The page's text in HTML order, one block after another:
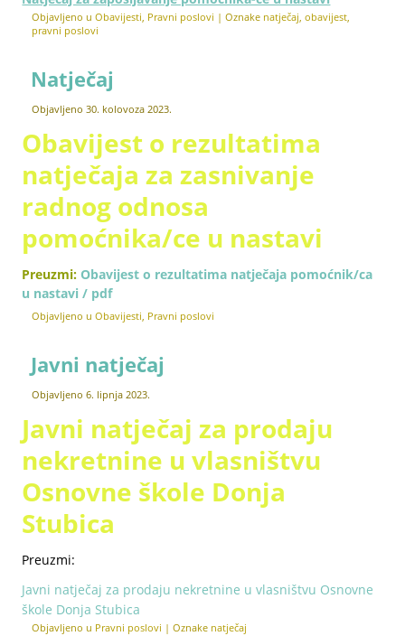
Objavljeno u Obavijesti, Pravni poslovi |Oznake natječaj,obavijest,
pravni poslovi
Natječaj
Objavljeno 30. kolovoza 2023.
Obavijest o rezultatima
natječaja za zasnivanje
radnog odnosa
pomoćnika/ce u nastavi
Preuzmi: Obavijest o rezultatima natječaja pomoćnik/ca
u nastavi / pdf
Objavljeno u Obavijesti, Pravni poslovi
Javni natječaj
Objavljeno 6. lipnja 2023.
Javni natječaj za prodaju
nekretnine u vlasništvu
Osnovne škole Donja
Stubica
Preuzmi:
Javni natječaj za prodaju nekretnine u vlasništvu Osnovne
škole Donja Stubica
Objavljeno u Pravni poslovi |Oznake natječaj